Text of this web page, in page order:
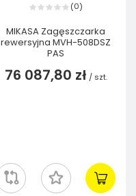
(0)
MIKASA Zagęszczarka
rewersyjna MVH-508DSZ
PAS
76 087,80 zł / szt.